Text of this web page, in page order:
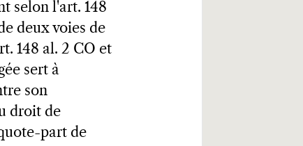
selon l'art. 148
deux voies de
148 al. 2 CO et
sert à
son
droit de
part de